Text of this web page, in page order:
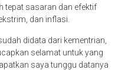
tepat sasaran dan efektif
dan inflasi.
didata dari kementrian,
selamat untuk yang
saya tunggu datanya